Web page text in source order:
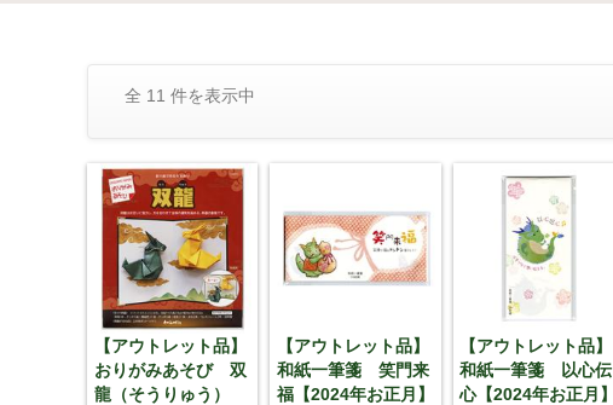
全 11 件を表示中
【アウトレット品】
おりがみあそび 双
龍（そうりゅう）
【アウトレット品】
和紙一筆箋 笑門来
福【2024年お正月】
【アウトレット品】
和紙一筆箋 以心伝
心【2024年お正月】